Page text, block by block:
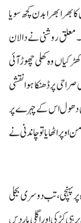
بھرا بدن کچھ سویا
معلق روشنی نے دالان
وہ کھلی چھوڑ آئی
پر ڈھنکا ہوا نقشی
دھول اس کے چہرے پر
اٹھایا تو چاندنی نے
پہنچی، تب دوسری بجلی